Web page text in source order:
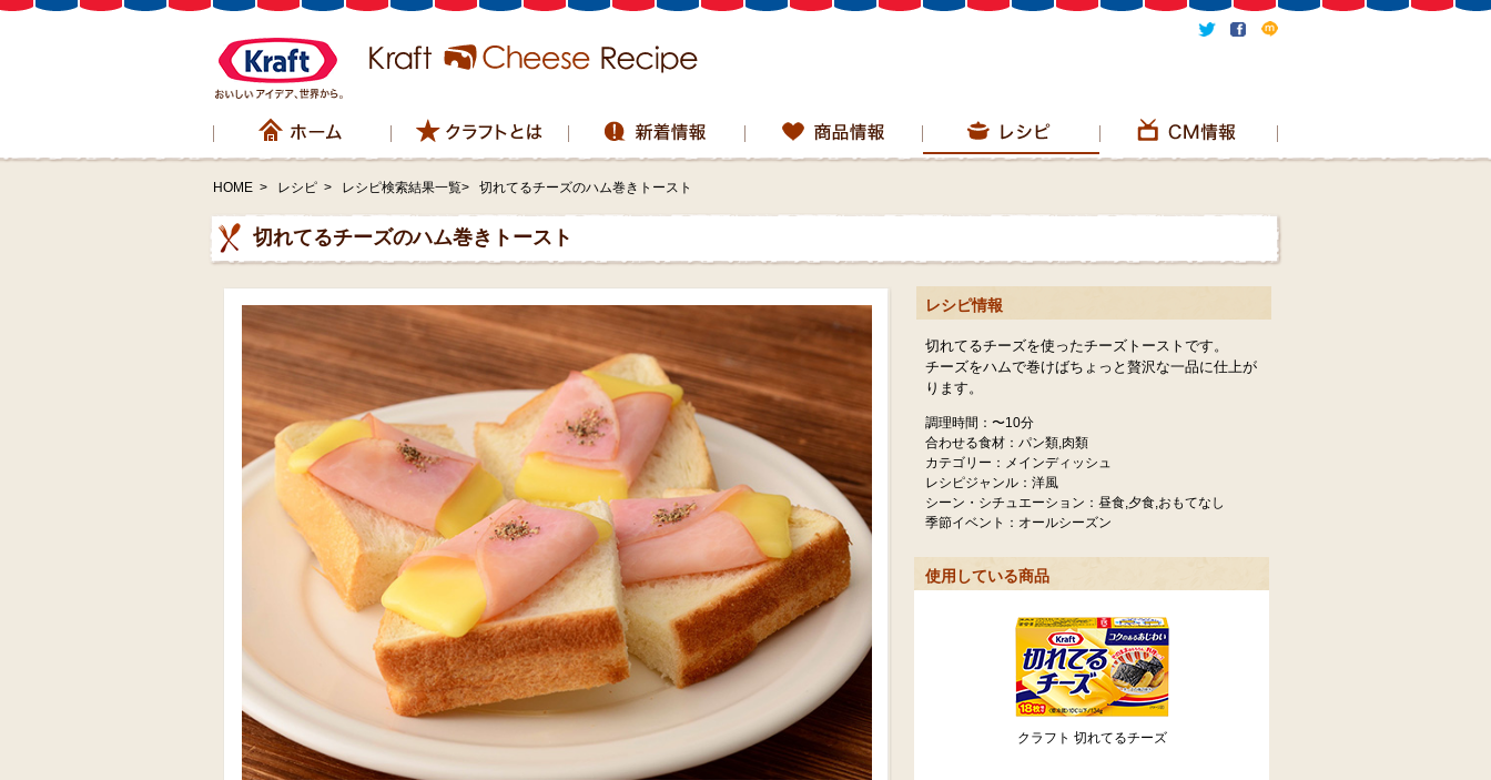
HOME > レシピ > レシピ検索結果一覧> 切れてるチーズのハム巻きトースト
切れてるチーズのハム巻きトースト
レシピ情報
切れてるチーズを使ったチーズトーストです。
チーズをハムで巻けばちょっと贅沢な一品に仕上が
ります。
調理時間：〜10分
合わせる食材：パン類,肉類
カテゴリー：メインディッシュ
レシピジャンル：洋風
シーン・シチュエーション：昼食,夕食,おもてなし
季節イベント：オールシーズン
使用している商品
クラフト 切れてるチーズ